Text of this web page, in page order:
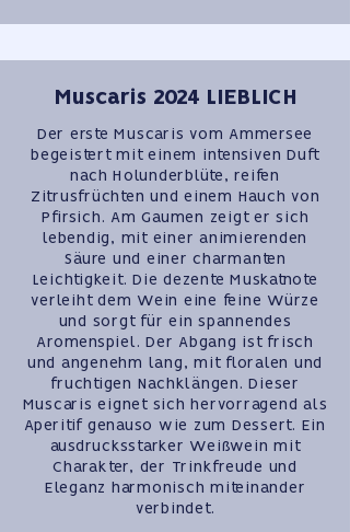
Muscaris 2024 LIEBLICH
Der erste Muscaris vom Ammersee
begeistert mit einem intensiven Duft
nach Holunderblüte, reifen
Zitrusfrüchten und einem Hauch von
Pfirsich. Am Gaumen zeigt er sich
lebendig, mit einer animierenden
Säure und einer charmanten
Leichtigkeit. Die dezente Muskatnote
verleiht dem Wein eine feine Würze
und sorgt für ein spannendes
Aromenspiel. Der Abgang ist frisch
und angenehm lang, mit floralen und
fruchtigen Nachklängen. Dieser
Muscaris eignet sich hervorragend als
Aperitif genauso wie zum Dessert. Ein
ausdrucksstarker Weißwein mit
Charakter, der Trinkfreude und
Eleganz harmonisch miteinander
verbindet.